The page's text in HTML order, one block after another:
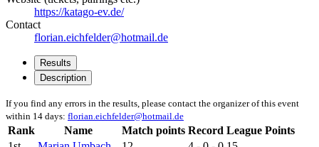
https://katago-ev.de/
Contact
florian.eichfelder@hotmail.de
Results
Description
If you find any errors in the results, please contact the organizer of this event
within 14 days: florian.eichfelder@hotmail.de
Rank Name Match points Record League Points